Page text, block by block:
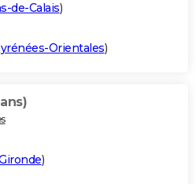
de-Calais)
Orientales)
)